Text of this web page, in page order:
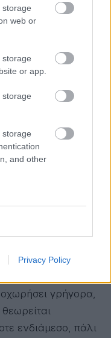
storage
web or
storage
or app.
storage
storage
and other
Privacy Policy
σχετιστεί ή να
κρατική
Κάποια
«Καθημερινά
αλλά
διαρκώς ότι
γρήγορα,
ενδιάμεσο, πάλι